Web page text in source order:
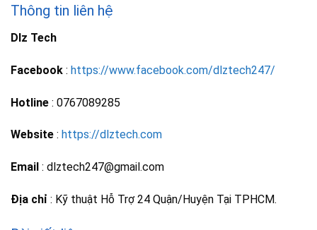
Thông tin liên hệ
Dlz Tech
Facebook : https://www.facebook.com/dlztech247/
Hotline : 0767089285
Website : https://dlztech.com
Email : dlztech247@gmail.com
Địa chỉ : Kỹ thuật Hỗ Trợ 24 Quận/Huyện Tại TPHCM.